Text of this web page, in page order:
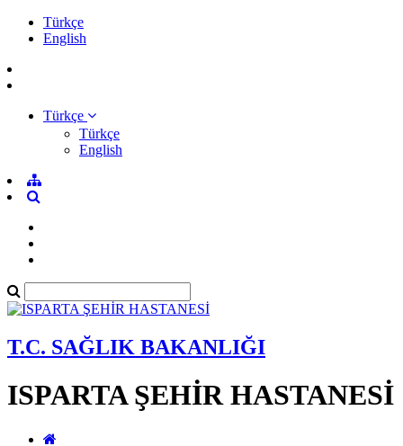
Türkçe
English
Türkçe
Türkçe
English
T.C. SAĞLIK BAKANLIĞI
ISPARTA ŞEHİR HASTANESİ